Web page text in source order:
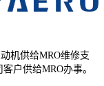
机供给MRO维修支
户供给MRO办事。